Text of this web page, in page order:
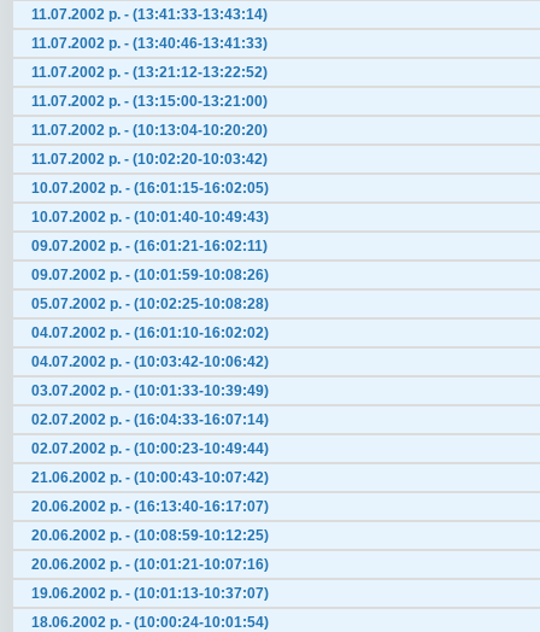
11.07.2002 р. - (13:41:33-13:43:14)
11.07.2002 р. - (13:40:46-13:41:33)
11.07.2002 р. - (13:21:12-13:22:52)
11.07.2002 р. - (13:15:00-13:21:00)
11.07.2002 р. - (10:13:04-10:20:20)
11.07.2002 р. - (10:02:20-10:03:42)
10.07.2002 р. - (16:01:15-16:02:05)
10.07.2002 р. - (10:01:40-10:49:43)
09.07.2002 р. - (16:01:21-16:02:11)
09.07.2002 р. - (10:01:59-10:08:26)
05.07.2002 р. - (10:02:25-10:08:28)
04.07.2002 р. - (16:01:10-16:02:02)
04.07.2002 р. - (10:03:42-10:06:42)
03.07.2002 р. - (10:01:33-10:39:49)
02.07.2002 р. - (16:04:33-16:07:14)
02.07.2002 р. - (10:00:23-10:49:44)
21.06.2002 р. - (10:00:43-10:07:42)
20.06.2002 р. - (16:13:40-16:17:07)
20.06.2002 р. - (10:08:59-10:12:25)
20.06.2002 р. - (10:01:21-10:07:16)
19.06.2002 р. - (10:01:13-10:37:07)
18.06.2002 р. - (10:00:24-10:01:54)